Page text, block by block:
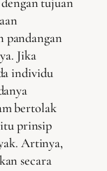
pandangan
Jika
individu
bertolak
prinsip
Artinya,
secara